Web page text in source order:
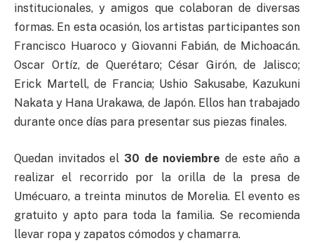
institucionales, y amigos que colaboran de diversas
formas. En esta ocasión, los artistas participantes son
Francisco Huaroco y Giovanni Fabián, de Michoacán.
Oscar Ortíz, de Querétaro; César Girón, de Jalisco;
Erick Martell, de Francia; Ushio Sakusabe, Kazukuni
Nakata y Hana Urakawa, de Japón. Ellos han trabajado
durante once días para presentar sus piezas finales.
Quedan invitados el 30 de noviembre de este año a
realizar el recorrido por la orilla de la presa de
Umécuaro, a treinta minutos de Morelia. El evento es
gratuito y apto para toda la familia. Se recomienda
llevar ropa y zapatos cómodos y chamarra.